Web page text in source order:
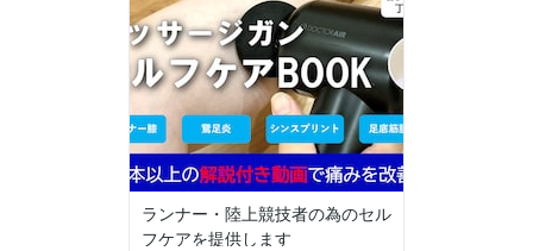
ランナー・陸上競技者の為のセル
フケアを提供します